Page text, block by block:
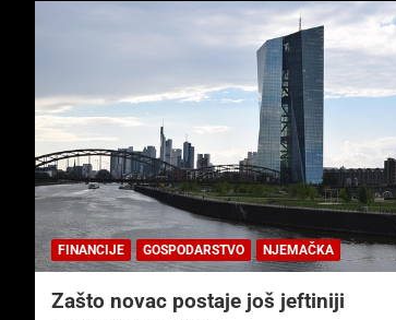
FINANCIJE GOSPODARSTVO NJEMAČKA
Zašto novac postaje još jeftiniji